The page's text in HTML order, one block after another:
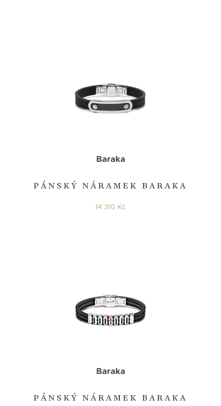
PÁNSKÝ NÁRAMEK BARAKA
Baraka
14 310 Kč
PÁNSKÝ NÁRAMEK BARAKA
Baraka